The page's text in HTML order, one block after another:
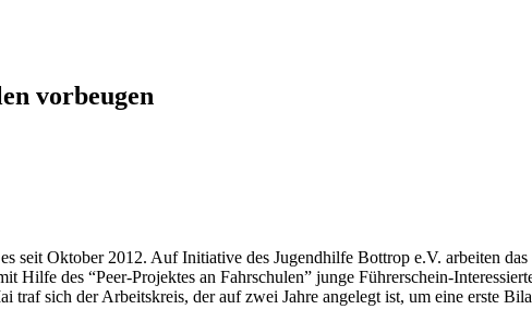
vorbeugen
seit Oktober 2012. Auf Initiative des Jugendhilfe Bottrop e.V. arbeiten
Hilfe des “Peer-Projektes an Fahrschulen” junge Führerschein-
sich der Arbeitskreis, der auf zwei Jahre angelegt ist, um eine erste